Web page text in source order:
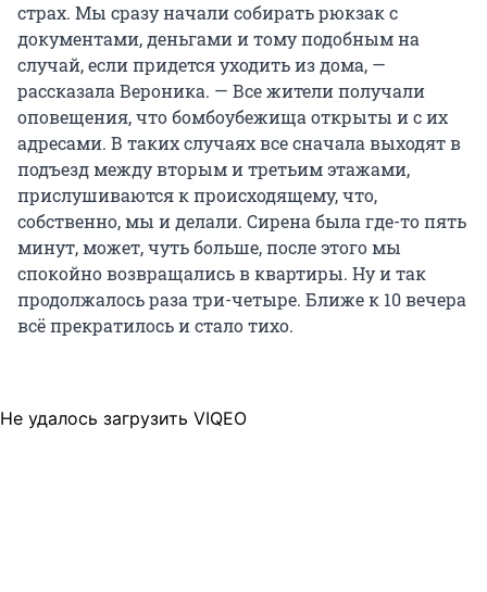
страх. Мы сразу начали собирать рюкзак с
документами, деньгами и тому подобным на
случай, если придется уходить из дома, —
рассказала Вероника. — Все жители получали
оповещения, что бомбоубежища открыты и с их
адресами. В таких случаях все сначала выходят в
подъезд между вторым и третьим этажами,
прислушиваются к происходящему, что,
собственно, мы и делали. Сирена была где-то пять
минут, может, чуть больше, после этого мы
спокойно возвращались в квартиры. Ну и так
продолжалось раза три-четыре. Ближе к 10 вечера
всё прекратилось и стало тихо.
Не удалось загрузить VIQEO